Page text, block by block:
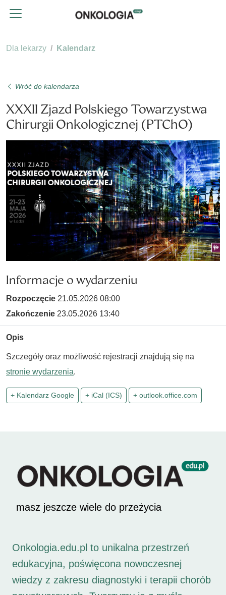
Dla lekarzy Kalendarz
Wróć do kalendarza
XXXII Zjazd Polskiego Towarzystwa
Chirurgii Onkologicznej (PTChO)
Informacje o wydarzeniu
Rozpoczęcie 21.05.2026 08:00
Zakończenie 23.05.2026 13:40
Opis
Szczegóły oraz możliwość rejestracji znajdują się na
stronie wydarzenia.
+ Kalendarz Google + iCal (ICS) + outlook.office.com
masz jeszcze wiele do przeżycia
Onkologia.edu.pl to unikalna przestrzeń
edukacyjna, poświęcona nowoczesnej
wiedzy z zakresu diagnostyki i terapii chorób